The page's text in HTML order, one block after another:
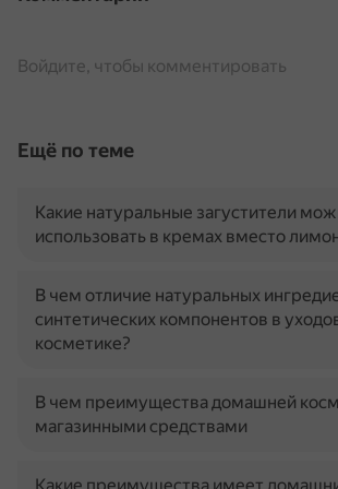
Войдите, чтобы комментировать
Ещё по теме
Какие натуральные загустители
использовать в кремах вместо
В чем отличие натуральных
синтетических компонентов в
косметике?
В чем преимущества домашней
магазинными средствами